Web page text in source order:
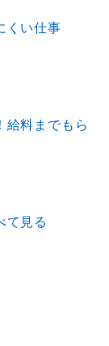
くい仕事
給料までもら
て見る